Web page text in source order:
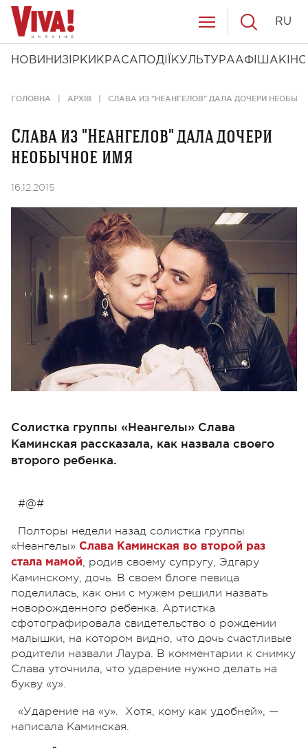
НОВИНИ ЗІРКИ КРАСА ПОДІЇ КУЛЬТУРААФІША КІНО
RU
ГОЛОВНА АРХІВ СЛАВА ИЗ "НЕАНГЕЛОВ" ДАЛА ДОЧЕРИ
Слава из "Неангелов" дала дочери
необычное имя
16.12.2015
Солистка группы «Неангелы» Слава
Каминская рассказала, как назвала своего
второго ребенка.
#@#
Полторы недели назад солистка группы
«Неангелы» Слава Каминская во второй раз
стала мамой, родив своему супругу, Эдгару
Каминскому, дочь. В своем блоге певица
поделилась, как они с мужем решили назвать
новорожденного ребенка. Артистка
сфотографировала свидетельство о рождении
малышки, на котором видно, что дочь счастливые
родители назвали Лаура. В комментарии к снимку
Слава уточнила, что ударение нужно делать на
букву «у».
«Ударение на «у». Хотя, кому как удобней», —
написала Каминская.